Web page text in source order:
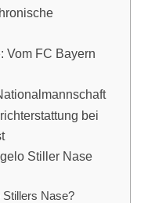
Vom FC Bayern
bei
Stiller Nase
Stillers Nase?